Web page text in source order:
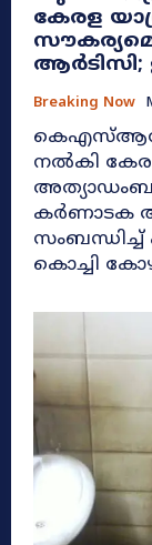
കേരള
ആർടിസി;
Breaking Now
നൽകി
കർണാടക
കൊച്ചി